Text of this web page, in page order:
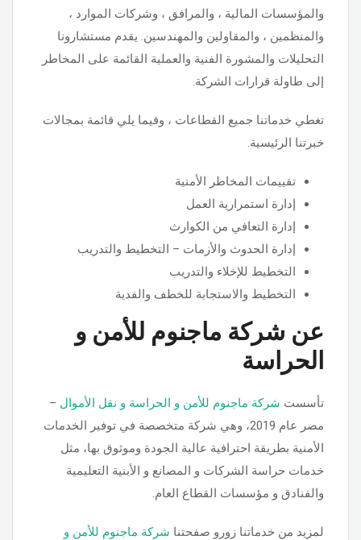
والمؤسسات المالية ، والمرافق ، وشركات الموارد ،
والمنظمين ، والمقاولين والمهندسين. يقدم مستشارونا
التحليلات والمشورة الفنية والعملية القائمة على المخاطر
إلى طاولة قرارات الشركة.
​تغطي خدماتنا جميع القطاعات ، وفيما يلي قائمة بمجالات
خبرتنا الرئيسية.
تقييمات المخاطر الأمنية
إدارة استمرارية العمل
إدارة التعافي من الكوارث
إدارة الحدوث والأزمات – التخطيط والتدريب
التخطيط للإخلاء والتدريب
التخطيط والاستجابة للخطف والفدية
عن شركة ماجنوم للأمن و
الحراسة
تأسست شركة ماجنوم للأمن و الحراسة و نقل الأموال –
مصر عام 2019، وهي شركة متخصصة في توفير الخدمات
الأمنية بطريقة احترافية عالية الجودة وموثوق بها، مثل
خدمات حراسة الشركات و المصانع و الأبنية التعليمية
والفنادق و مؤسسات القطاع العام.
لمزيد من خدماتنا زورو صفحتنا شركة ماجنوم للأمن و